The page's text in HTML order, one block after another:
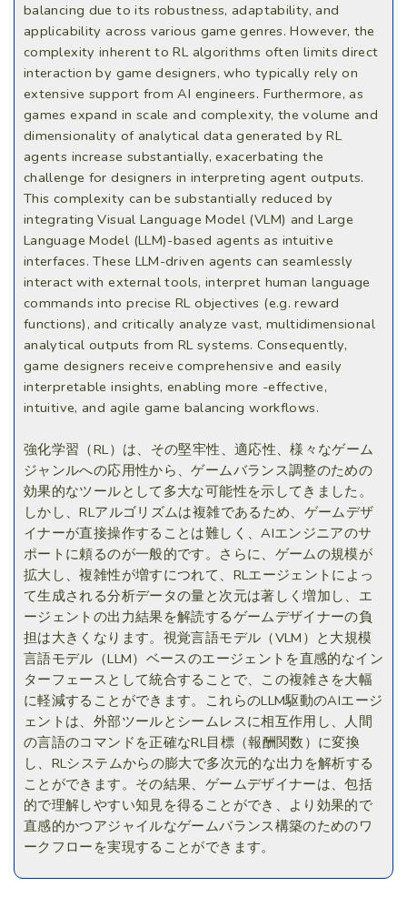
balancing due to its robustness, adaptability, and
applicability across various game genres. However, the
complexity inherent to RL algorithms often limits direct
interaction by game designers, who typically rely on
extensive support from AI engineers. Furthermore, as
games expand in scale and complexity, the volume and
dimensionality of analytical data generated by RL
agents increase substantially, exacerbating the
challenge for designers in interpreting agent outputs.
This complexity can be substantially reduced by
integrating Visual Language Model (VLM) and Large
Language Model (LLM)-based agents as intuitive
interfaces. These LLM-driven agents can seamlessly
interact with external tools, interpret human language
commands into precise RL objectives (e.g. reward
functions), and critically analyze vast, multidimensional
analytical outputs from RL systems. Consequently,
game designers receive comprehensive and easily
interpretable insights, enabling more -effective,
intuitive, and agile game balancing workflows.
強化学習（RL）は、その堅牢性、適応性、様々なゲーム
ジャンルへの応用性から、ゲームバランス調整のための
効果的なツールとして多大な可能性を示してきました。
しかし、RLアルゴリズムは複雑であるため、ゲームデザ
イナーが直接操作することは難しく、AIエンジニアのサ
ポートに頼るのが一般的です。さらに、ゲームの規模が
拡大し、複雑性が増すにつれて、RLエージェントによっ
て生成される分析データの量と次元は著しく増加し、エ
ージェントの出力結果を解読するゲームデザイナーの負
担は大きくなります。視覚言語モデル（VLM）と大規模
言語モデル（LLM）ベースのエージェントを直感的なイン
ターフェースとして統合することで、この複雑さを大幅
に軽減することができます。これらのLLM駆動のAIエージ
ェントは、外部ツールとシームレスに相互作用し、人間
の言語のコマンドを正確なRL目標（報酬関数）に変換
し、RLシステムからの膨大で多次元的な出力を解析する
ことができます。その結果、ゲームデザイナーは、包括
的で理解しやすい知見を得ることができ、より効果的で
直感的かつアジャイルなゲームバランス構築のためのワ
ークフローを実現することができます。